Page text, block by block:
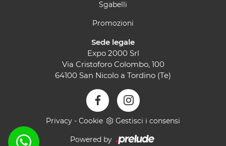
Sgabelli
Promozioni
Sede legale
Expo 2000 Srl
Via Cristoforo Colombo, 100
64100 San Nicolo a Tordino (Te)
Privacy - Cookie Gestisci i consensi
Powered by